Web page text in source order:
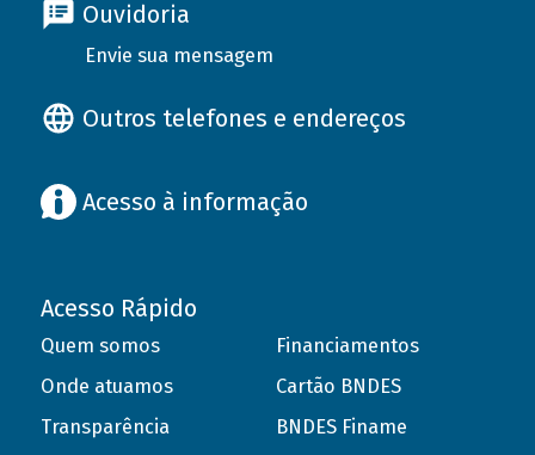
Ouvidoria
Envie sua mensagem
Outros telefones e endereços
Acesso à informação
Acesso Rápido
Quem somos
Onde atuamos
Transparência
Financiamentos
Cartão BNDES
BNDES Finame